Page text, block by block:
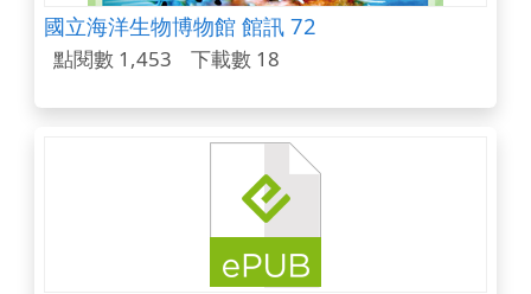
國立海洋生物博物館 館訊 72
點閱數 1,453 下載數 18